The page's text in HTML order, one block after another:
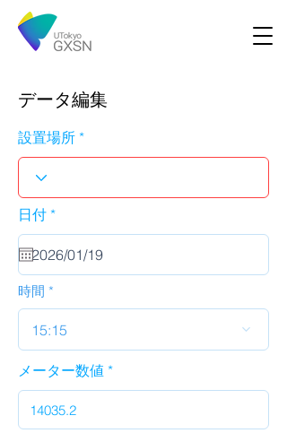
データ編集
設置場所
日付 *r
u
i
d
時間
15:15
メーター数値